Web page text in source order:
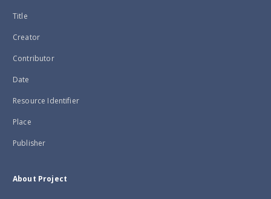
Title
Creator
Contributor
Date
Resource Identifier
Place
Publisher
About Project